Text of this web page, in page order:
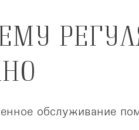
обслуживание